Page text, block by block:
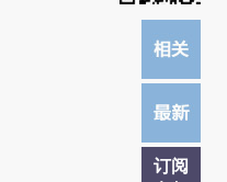
订阅